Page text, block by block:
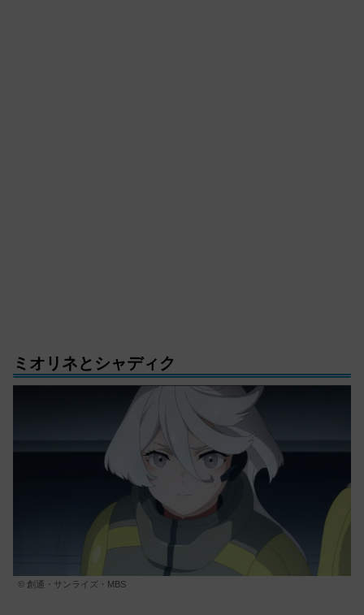
ミオリネとシャディク
© 創通・サンライズ・MBS